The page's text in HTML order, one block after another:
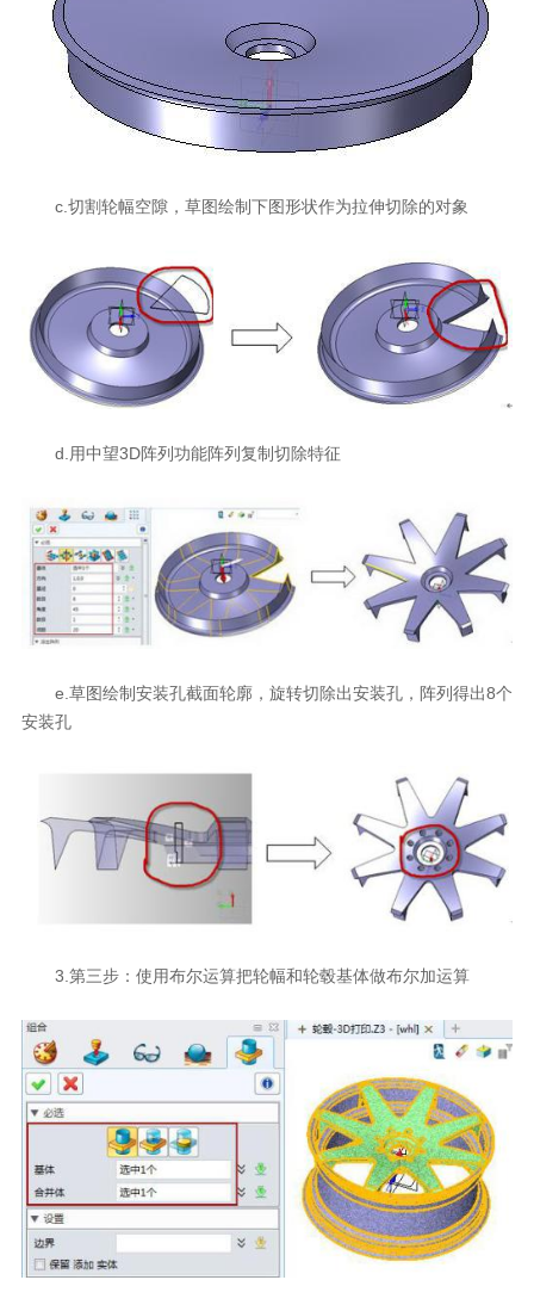
c.切割轮幅空隙，草图绘制下图形状作为拉伸切除的对象
d.用中望3D阵列功能阵列复制切除特征
e.草图绘制安装孔截面轮廓，旋转切除出安装孔，阵列得出8个
安装孔
3.第三步：使用布尔运算把轮幅和轮毂基体做布尔加运算